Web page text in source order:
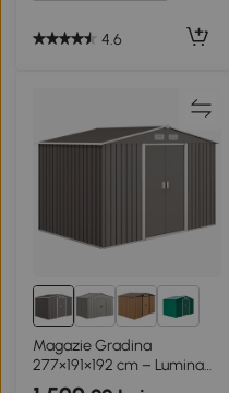
4.6
Magazie Gradina
277×191×192 cm – Lumina
Gri